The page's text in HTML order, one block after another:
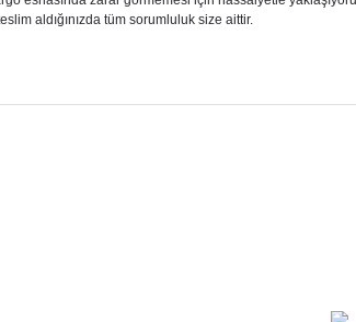
aldığınızda tüm sorumluluk size aittir.